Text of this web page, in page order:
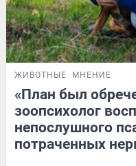
ЖИВОТНЫЕ МНЕНИЕ
«План был
зоопсихолог
непослушного
потраченных